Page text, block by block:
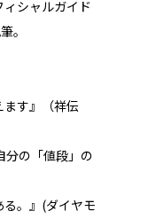
シャルガイド
。
ます』（祥伝
分の「値段」の
る。』(ダイヤモ